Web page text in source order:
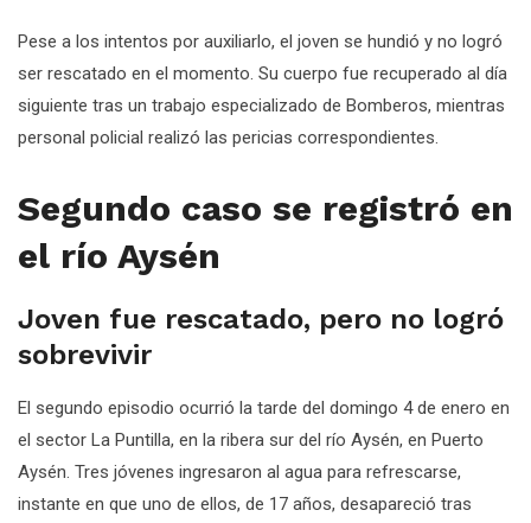
Pese a los intentos por auxiliarlo, el joven se hundió y no logró
ser rescatado en el momento. Su cuerpo fue recuperado al día
siguiente tras un trabajo especializado de Bomberos, mientras
personal policial realizó las pericias correspondientes.
Segundo caso se registró en
el río Aysén
Joven fue rescatado, pero no logró
sobrevivir
El segundo episodio ocurrió la tarde del domingo 4 de enero en
el sector La Puntilla, en la ribera sur del río Aysén, en Puerto
Aysén. Tres jóvenes ingresaron al agua para refrescarse,
instante en que uno de ellos, de 17 años, desapareció tras